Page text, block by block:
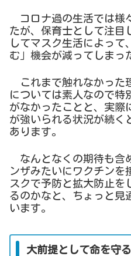
コロナ過の生活では様
たが、保育士として注目
してマスク生活によって
む」機会が減ってしまっ
これまで触れなかった
については素人なので特
がなかったことと、実際
が強いられる状況が続く
あります。
なんとなくの期待も含
ンザみたいにワクチンを
スクで予防と拡大防止を
るのかなと、ちょっと見
います。
大前提として命を守